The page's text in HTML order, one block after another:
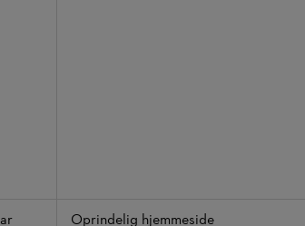
Oprindelig hjemmeside